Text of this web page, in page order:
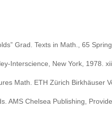
Grad. Texts in Math., 65
Interscience, New York, 1978.
Math. ETH Zürich Birkhäuser
AMS Chelsea Publishing,